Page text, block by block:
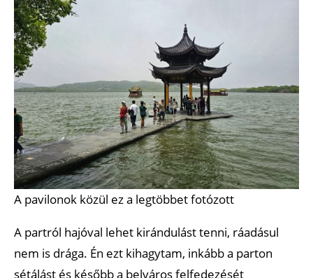
A pavilonok közül ez a legtöbbet fotózott
A partról hajóval lehet kirándulást tenni, ráadásul
nem is drága. Én ezt kihagytam, inkább a parton
sétálást és később a belváros felfedezését